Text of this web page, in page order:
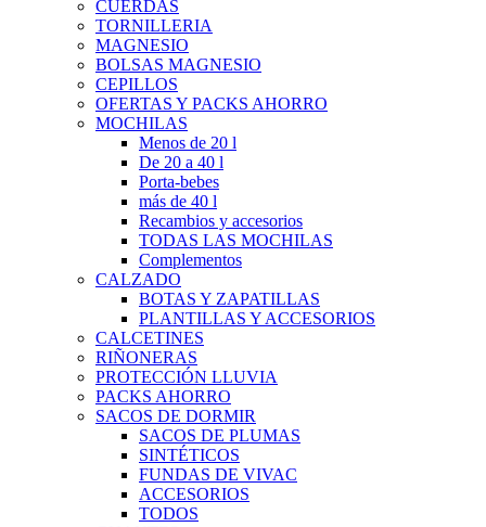
CUERDAS
TORNILLERIA
MAGNESIO
BOLSAS MAGNESIO
CEPILLOS
OFERTAS Y PACKS AHORRO
MOCHILAS
Menos de 20 l
De 20 a 40 l
Porta-bebes
más de 40 l
Recambios y accesorios
TODAS LAS MOCHILAS
Complementos
CALZADO
BOTAS Y ZAPATILLAS
PLANTILLAS Y ACCESORIOS
CALCETINES
RIÑONERAS
PROTECCIÓN LLUVIA
PACKS AHORRO
SACOS DE DORMIR
SACOS DE PLUMAS
SINTÉTICOS
FUNDAS DE VIVAC
ACCESORIOS
TODOS